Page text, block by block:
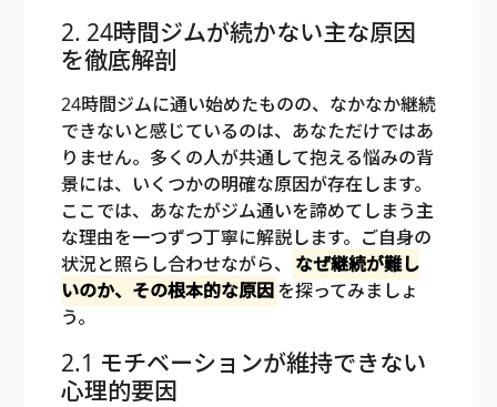
2. 24時間ジムが続かない主な原因
を徹底解剖
24時間ジムに通い始めたものの、なかなか継続
できないと感じているのは、あなただけではあ
りません。多くの人が共通して抱える悩みの背
景には、いくつかの明確な原因が存在します。
ここでは、あなたがジム通いを諦めてしまう主
な理由を一つずつ丁寧に解説します。ご自身の
状況と照らし合わせながら、
なぜ継続が難し
いのか、その根本的な原因を探ってみましょ
う。
2.1 モチベーションが維持できない
心理的要因